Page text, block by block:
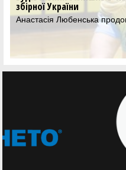
збірної України
Анастасія Любенська